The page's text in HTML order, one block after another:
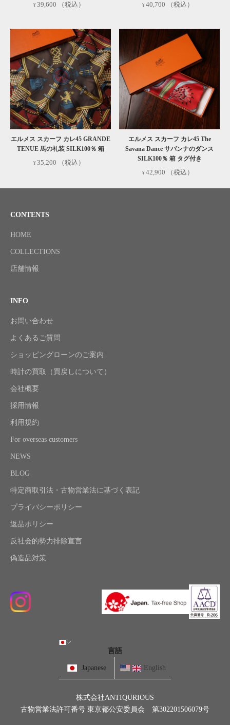
39,600 （税込）
40,700 （税込）
エルメス スカーフ カレ45 GRANDE
TENUE 馬の礼装 SILK100％ 箱
35,200 （税込）
エルメス スカーフ カレ45 The
Savana Dance サバンナのダンス
SILK100％ 箱 タグ付き
42,900 （税込）
CONTENTS
HOME
COLLECTIONS
店舗情報
INFO
お問い合わせ
よくあるご質問
ショッピングローンのご案内
時計の買取（買戻しについて）
会社概要
採用情報
利用規約
For overseas customers
NEWS
BLOG
特定商取引法・古物営業法に基づく表記
プライバシーポリシー
返品ポリシー
反社会的勢力排除宣言
偽造品対策
言語
Japanese English
株式会社ANTIQURIOUS
古物営業法許可番号 東京都公安委員会 第302201506079号